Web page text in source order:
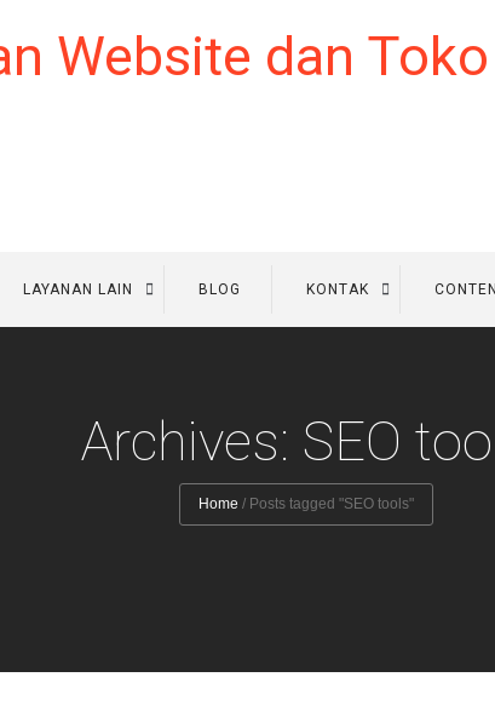
LAYANAN LAIN BLOG KONTAK
Archives: SEO
Home / Posts tagged "SEO tools"